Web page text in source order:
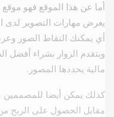
أما عن هذا الموقع فهو
يعرض مهارات التصوير لدى
أي يمكنك التقاط الصور
ويتقدم الزوار بشراء أفضل
مالية يحددها المصور.
كذلك يمكن أيضا للمصممين
مقابل الحصول على الربح